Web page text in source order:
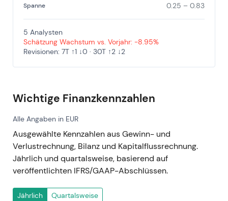
Spanne 0.25 – 0.83
5 Analysten
Schätzung Wachstum vs. Vorjahr: -8.95%
Revisionen: 7T ↑1 ↓0 · 30T ↑2 ↓2
Wichtige Finanzkennzahlen
Alle Angaben in EUR
Ausgewählte Kennzahlen aus Gewinn- und
Verlustrechnung, Bilanz und Kapitalflussrechnung.
Jährlich und quartalsweise, basierend auf
veröffentlichten IFRS/GAAP-Abschlüssen.
Jährlich Quartalsweise